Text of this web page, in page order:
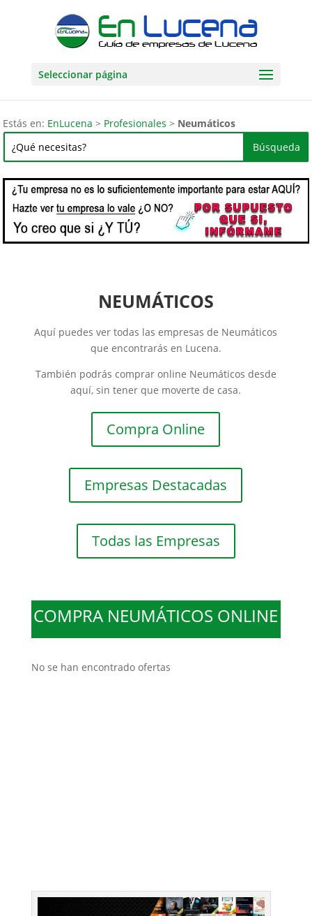
Seleccionar página
Estás en: EnLucena > Profesionales > Neumáticos
NEUMÁTICOS
Aquí puedes ver todas las empresas de Neumáticos
que encontrarás en Lucena.
También podrás comprar online Neumáticos desde
aquí, sin tener que moverte de casa.
Compra Online
Empresas Destacadas
Todas las Empresas
COMPRA NEUMÁTICOS ONLINE
No se han encontrado ofertas